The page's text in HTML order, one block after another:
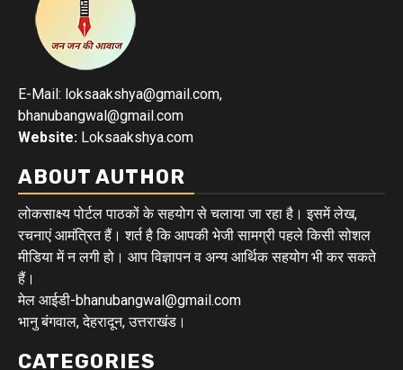
E-Mail: loksaakshya@gmail.com,
bhanubangwal@gmail.com
Website: Loksaakshya.com
ABOUT AUTHOR
लोकसाक्ष्य पोर्टल पाठकों के सहयोग से चलाया जा रहा है। इसमें लेख,
रचनाएं आमंत्रित हैं। शर्त है कि आपकी भेजी सामग्री पहले किसी सोशल
मीडिया में न लगी हो। आप विज्ञापन व अन्य आर्थिक सहयोग भी कर सकते
हैं।
मेल आईडी-bhanubangwal@gmail.com
भानु बंगवाल, देहरादून, उत्तराखंड।
CATEGORIES